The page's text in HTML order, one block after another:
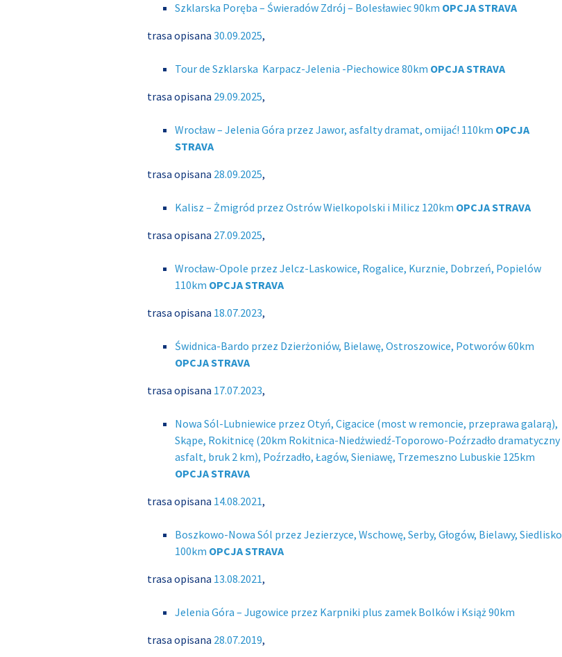
Szklarska Poręba – Świeradów Zdrój – Bolesławiec 90km OPCJA STRAVA
trasa opisana 30.09.2025,
Tour de Szklarska Karpacz-Jelenia -Piechowice 80km OPCJA STRAVA
trasa opisana 29.09.2025,
Wrocław – Jelenia Góra przez Jawor, asfalty dramat, omijać! 110km OPCJA
STRAVA
trasa opisana 28.09.2025,
Kalisz – Żmigród przez Ostrów Wielkopolski i Milicz 120km OPCJA STRAVA
trasa opisana 27.09.2025,
Wrocław-Opole przez Jelcz-Laskowice, Rogalice, Kurznie, Dobrzeń, Popielów
110km OPCJA STRAVA
trasa opisana 18.07.2023,
Świdnica-Bardo przez Dzierżoniów, Bielawę, Ostroszowice, Potworów 60km
OPCJA STRAVA
trasa opisana 17.07.2023,
Nowa Sól-Lubniewice przez Otyń, Cigacice (most w remoncie, przeprawa galarą),
Skąpe, Rokitnicę (20km Rokitnica-Niedżwiedź-Toporowo-Poźrzadło dramatyczny
asfalt, bruk 2 km), Poźrzadło, Łagów, Sieniawę, Trzemeszno Lubuskie 125km
OPCJA STRAVA
trasa opisana 14.08.2021,
Boszkowo-Nowa Sól przez Jezierzyce, Wschowę, Serby, Głogów, Bielawy, Siedlisko
100km OPCJA STRAVA
trasa opisana 13.08.2021,
Jelenia Góra – Jugowice przez Karpniki plus zamek Bolków i Książ 90km
trasa opisana 28.07.2019,